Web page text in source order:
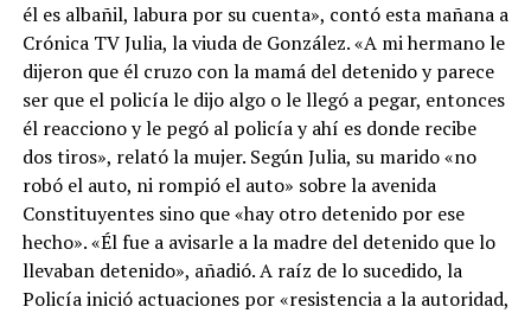
él es albañil, labura por su cuenta», contó esta mañana a
Crónica TV Julia, la viuda de González. «A mi hermano le
dijeron que él cruzo con la mamá del detenido y parece
ser que el policía le dijo algo o le llegó a pegar, entonces
él reacciono y le pegó al policía y ahí es donde recibe
dos tiros», relató la mujer. Según Julia, su marido «no
robó el auto, ni rompió el auto» sobre la avenida
Constituyentes sino que «hay otro detenido por ese
hecho». «Él fue a avisarle a la madre del detenido que lo
llevaban detenido», añadió. A raíz de lo sucedido, la
Policía inició actuaciones por «resistencia a la autoridad,